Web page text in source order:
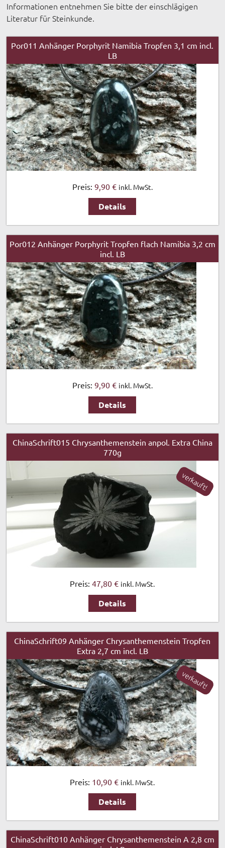
Informationen entnehmen Sie bitte der einschlägigen
Literatur für Steinkunde.
Por011 Anhänger Porphyrit Namibia Tropfen 3,1 cm incl.
LB
Preis: 9,90 € inkl. MwSt.
Details
Por012 Anhänger Porphyrit Tropfen flach Namibia 3,2 cm
incl. LB
Preis: 9,90 € inkl. MwSt.
Details
ChinaSchrift015 Chrysanthemenstein anpol. Extra China
770g
Preis:47,80 € inkl. MwSt.
Details
verkauft!
ChinaSchrift09 Anhänger Chrysanthemenstein Tropfen
Extra 2,7 cm incl. LB
Preis: 10,90 € inkl. MwSt.
Details
verkauft!
ChinaSchrift010 Anhänger Chrysanthemenstein A 2,8 cm